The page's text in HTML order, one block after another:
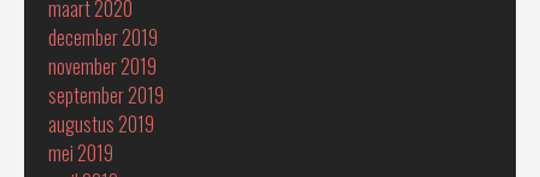
maart 2020
december 2019
november 2019
september 2019
augustus 2019
mei 2019